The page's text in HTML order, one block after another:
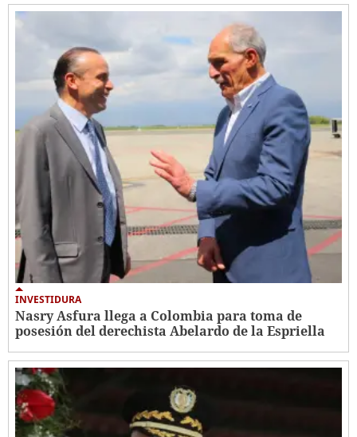
INVESTIDURA
Nasry Asfura llega a Colombia para toma de
posesión del derechista Abelardo de la Espriella